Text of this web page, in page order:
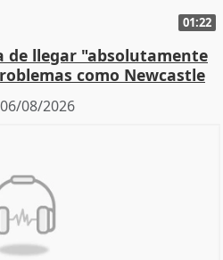
01:22
de llegar "absolutamente
como Newcastle
06/08/2026